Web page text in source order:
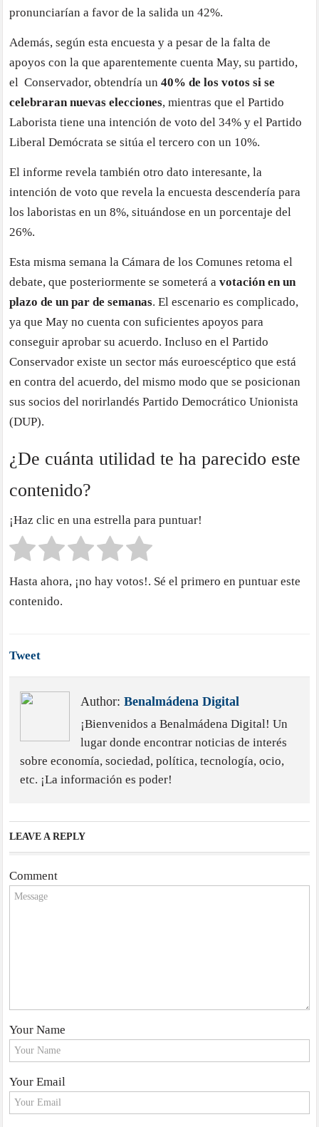
pronunciarían a favor de la salida un 42%.
Además, según esta encuesta y a pesar de la falta de
apoyos con la que aparentemente cuenta May, su partido,
el Conservador, obtendría un40% de los votos si se
celebraran nuevas elecciones, mientras que el Partido
Laborista tiene una intención de voto del 34% y el Partido
Liberal Demócrata se sitúa el tercero con un 10%.
El informe revela también otro dato interesante, la
intención de voto que revela la encuesta descendería para
los laboristas en un 8%, situándose en un porcentaje del
26%.
Esta misma semana la Cámara de los Comunes retoma el
debate, que posteriormente se someterá avotación en un
plazo de un par de semanas. El escenario es complicado,
ya que May no cuenta con suficientes apoyos para
conseguir aprobar su acuerdo. Incluso en el Partido
Conservador existe un sector más euroescéptico que está
en contra del acuerdo, del mismo modo que se posicionan
sus socios del norirlandés Partido Democrático Unionista
(DUP).
¿De cuánta utilidad te ha parecido este
contenido?
¡Haz clic en una estrella para puntuar!
Hasta ahora, ¡no hay votos!. Sé el primero en puntuar este
contenido.
Tweet
Author:Benalmádena Digital
¡Bienvenidos a Benalmádena Digital! Un
lugar donde encontrar noticias de interés
sobre economía, sociedad, política, tecnología, ocio,
etc. ¡La información es poder!
LEAVE A REPLY
Comment
Your Name
Your Email